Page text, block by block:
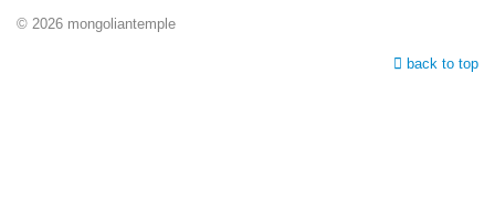
© 2026 mongoliantemple
back to top